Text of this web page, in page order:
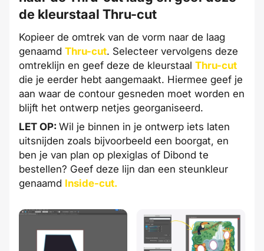
de kleurstaal Thru-cut
Kopieer de omtrek van de vorm naar de laag
genaamd Thru-cut. Selecteer vervolgens deze
omtreklijn en geef deze de kleurstaal Thru-cut
die je eerder hebt aangemaakt. Hiermee geef je
aan waar de contour gesneden moet worden en
blijft het ontwerp netjes georganiseerd.
LET OP: Wil je binnen in je ontwerp iets laten
uitsnijden zoals bijvoorbeeld een boorgat, en
ben je van plan op plexiglas of Dibond te
bestellen? Geef deze lijn dan een steunkleur
genaamd Inside-cut.